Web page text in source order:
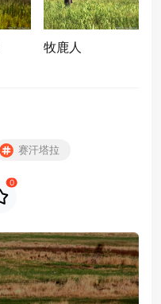
牧鹿人
赛汗塔拉
0